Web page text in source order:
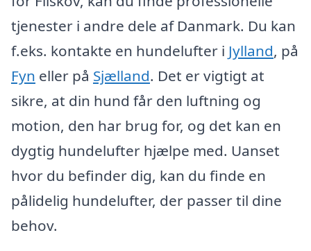
tjenester i andre dele af Danmark. Du kan
f.eks. kontakte en hundelufter i Jylland, på
Fyn eller på Sjælland. Det er vigtigt at
sikre, at din hund får den luftning og
motion, den har brug for, og det kan en
dygtig hundelufter hjælpe med. Uanset
hvor du befinder dig, kan du finde en
pålidelig hundelufter, der passer til dine
behov.